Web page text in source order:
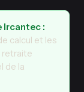
Ircantec :
calcul et les
retraite
de la